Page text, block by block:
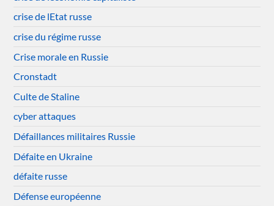
crise de lEtat russe
crise du régime russe
Crise morale en Russie
Cronstadt
Culte de Staline
cyber attaques
Défaillances militaires Russie
Défaite en Ukraine
défaite russe
Défense européenne